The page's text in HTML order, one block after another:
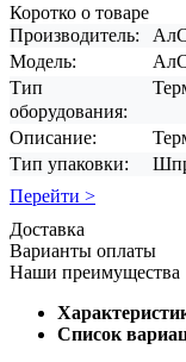
Коротко о товаре
Производитель:
Модель:
Тип
оборудования:
Описание:
Тип упаковки:
Перейти >
Доставка
Варианты оплаты
Наши преимущества
Список